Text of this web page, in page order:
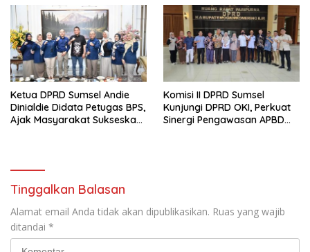
Ketua DPRD Sumsel Andie
Dinialdie Didata Petugas BPS,
Ajak Masyarakat Sukseskan
Komisi II DPRD Sumsel
Kunjungi DPRD OKI, Perkuat
Sinergi Pengawasan APBD
Tinggalkan Balasan
Alamat email Anda tidak akan dipublikasikan. Ruas yang wajib
ditandai *